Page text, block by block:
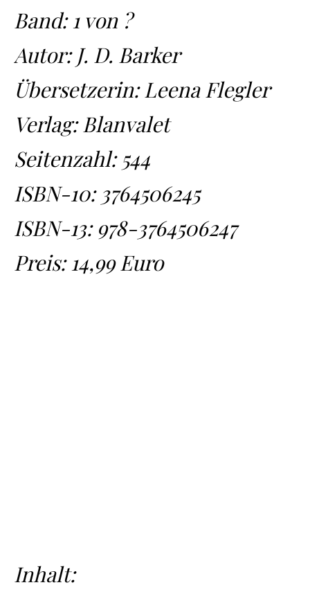
Band: 1 von ?
Autor: J. D. Barker
Übersetzerin: Leena Flegler
Verlag: Blanvalet
Seitenzahl: 544
ISBN-10: 3764506245
ISBN-13: 978-3764506247
Preis: 14,99 Euro
Inhalt: